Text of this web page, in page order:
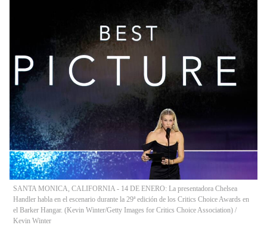
SANTA MONICA, CALIFORNIA - 14 DE ENERO: La presentadora Chelsea
Handler habla en el escenario durante la 29ª edición de los Critics Choice Awards en
el Barker Hangar. (Kevin Winter/Getty Images for Critics Choice Association) /
Kevin Winter